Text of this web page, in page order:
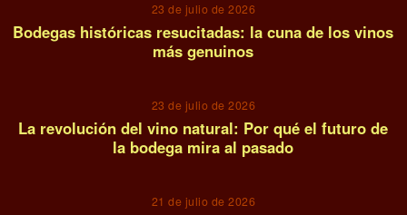
23 de julio de 2026
Bodegas históricas resucitadas: la cuna de los vinos
más genuinos
23 de julio de 2026
La revolución del vino natural: Por qué el futuro de
la bodega mira al pasado
21 de julio de 2026